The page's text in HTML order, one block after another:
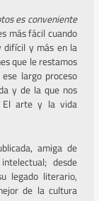
es conveniente
más fácil cuando
difícil y más en la
que le restamos
largo proceso
y de la que nos
El arte y la vida
amiga de
desde
legado literario,
de la cultura